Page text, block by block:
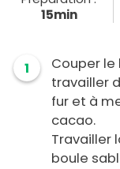
15min
1
Couper
travailler
fur et à
cacao.
Travailler
boule